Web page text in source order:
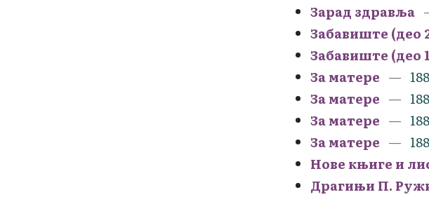
Зарад здравља
Забавиште (део
Забавиште (део
За матере
За матере
За матере
За матере
Нове књиге и
Драгињи П.